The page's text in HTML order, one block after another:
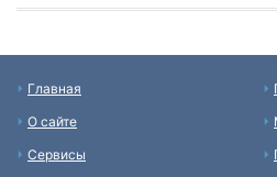
Главная
О сайте
Сервисы